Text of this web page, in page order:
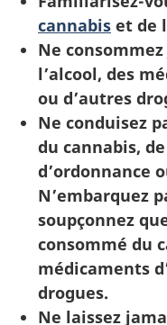
cannabis et de
Ne
l’alcool, des
ou d’autres
Ne conduisez
du cannabis,
d’ordonnance
N’embarquez
soupçonnez
consommé du
médicaments
drogues.
Ne laissez